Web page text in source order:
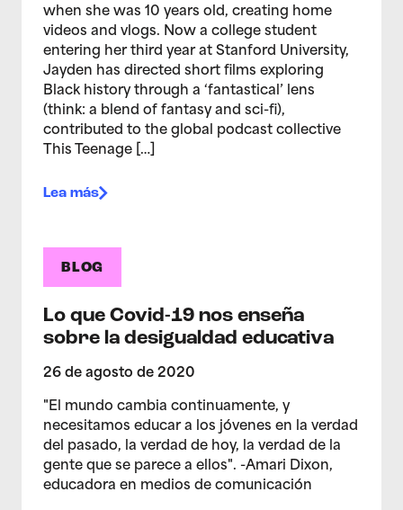
when she was 10 years old, creating home
videos and vlogs. Now a college student
entering her third year at Stanford University,
Jayden has directed short films exploring
Black history through a ‘fantastical’ lens
(think: a blend of fantasy and sci-fi),
contributed to the global podcast collective
This Teenage […]
Lea más
BLOG
Lo que Covid-19 nos enseña
sobre la desigualdad educativa
26 de agosto de 2020
"El mundo cambia continuamente, y
necesitamos educar a los jóvenes en la verdad
del pasado, la verdad de hoy, la verdad de la
gente que se parece a ellos". -Amari Dixon,
educadora en medios de comunicación